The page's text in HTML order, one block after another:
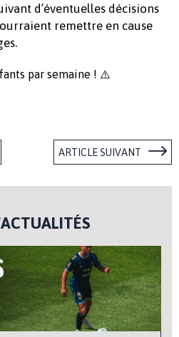
d’éventuelles décisions
remettre en cause
par semaine ! ⚠️
ARTICLE SUIVANT